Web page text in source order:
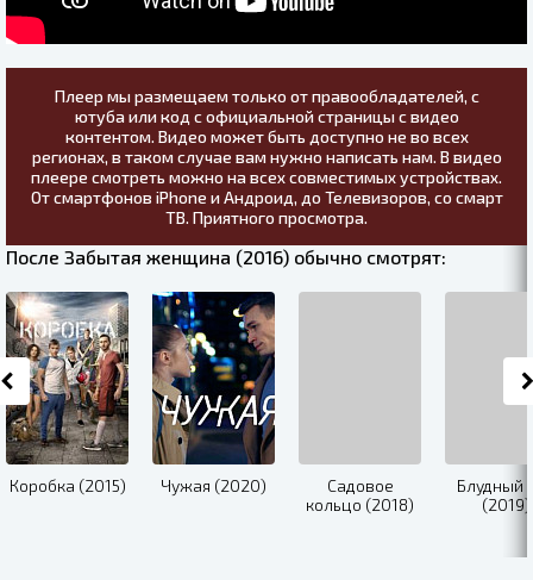
Плеер мы размещаем только от правообладателей, с
ютуба или код с официальной страницы с видео
контентом. Видео может быть доступно не во всех
регионах, в таком случае вам нужно написать нам. В видео
плеере смотреть можно на всех совместимых устройствах.
От смартфонов iPhone и Андроид, до Телевизоров, со смарт
ТВ. Приятного просмотра.
После Забытая женщина (2016) обычно смотрят:
Коробка (2015) Чужая (2020)
Садовое
кольцо (2018)
Блудный
(2019)